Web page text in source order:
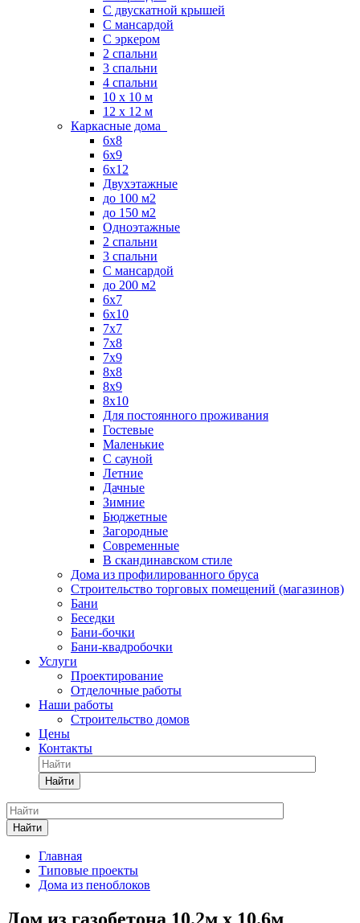
С двускатной крышей
С мансардой
С эркером
2 спальни
3 спальни
4 спальни
10 x 10 м
12 x 12 м
Каркасные дома
6х8
6х9
6х12
Двухэтажные
до 100 м2
до 150 м2
Одноэтажные
2 спальни
3 спальни
С мансардой
до 200 м2
6х7
6х10
7х7
7х8
7х9
8х8
8х9
8х10
Для постоянного проживания
Гостевые
Маленькие
С сауной
Летние
Дачные
Зимние
Бюджетные
Загородные
Современные
В скандинавском стиле
Дома из профилированного бруса
Строительство торговых помещений (магазинов)
Бани
Беседки
Бани-бочки
Бани-квадробочки
Услуги
Проектирование
Отделочные работы
Наши работы
Строительство домов
Цены
Контакты
Найти
Найти
Главная
Типовые проекты
Дома из пеноблоков